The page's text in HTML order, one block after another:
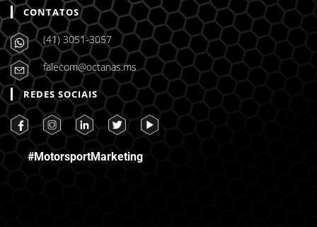
CONTATOS
(41) 3051-3057
falecom@octanas.ms
REDES SOCIAIS
#MotorsportMarketing